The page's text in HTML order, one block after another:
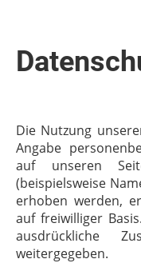
Die Nutzung
Angabe
auf unseren
(beispielsweise
erhoben werden,
auf freiwilliger
ausdrückliche
weitergegeben.